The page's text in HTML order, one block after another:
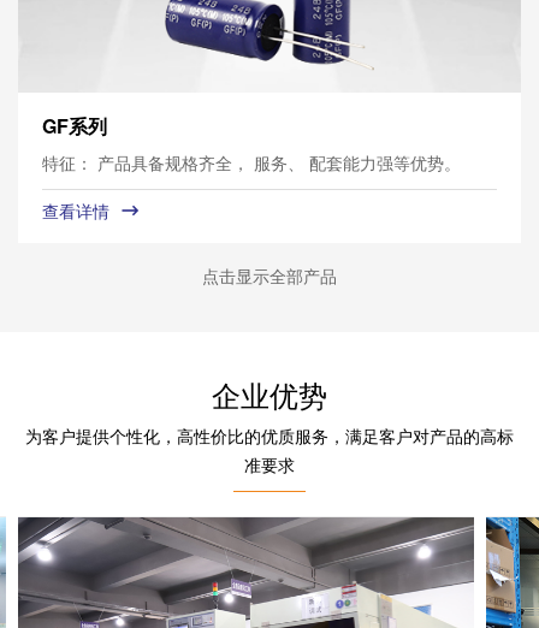
GF系列
特征： 产品具备规格齐全， 服务、 配套能力强等优势。
查看详情
点击显示全部产品
企业优势
为客户提供个性化，高性价比的优质服务，满足客户对产品的高标
准要求